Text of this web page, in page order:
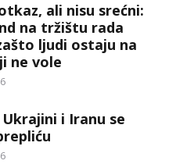
ali nisu srećni:
na tržištu rada
ljudi ostaju na
ne vole
i Iranu se